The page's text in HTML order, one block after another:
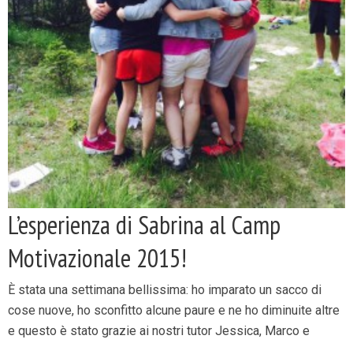
L’esperienza di Sabrina al Camp
Motivazionale 2015!
È stata una settimana bellissima: ho imparato un sacco di
cose nuove, ho sconfitto alcune paure e ne ho diminuite altre
e questo è stato grazie ai nostri tutor Jessica, Marco e